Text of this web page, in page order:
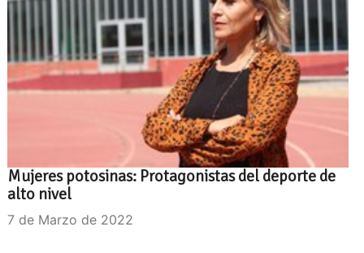
Mujeres potosinas: Protagonistas del deporte de
alto nivel
7 de Marzo de 2022